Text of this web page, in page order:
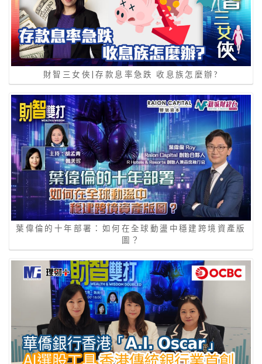
財智三女俠|存款息率急跌 收息族怎麼辦?
葉偉倫的十年部署：如何在全球動盪中穩建跨境資產版
圖？